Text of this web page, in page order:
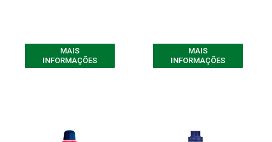
MAIS
INFORMAÇÕES
MAIS
INFORMAÇÕES